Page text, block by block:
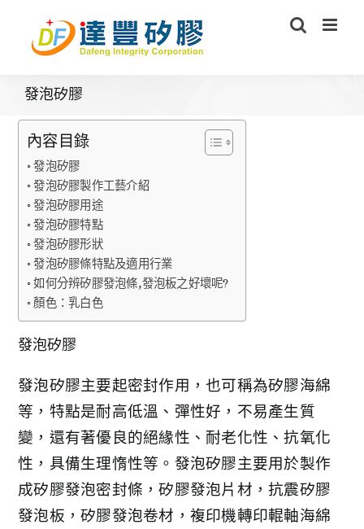
content
發泡矽膠
內容目錄
發泡矽膠
發泡矽膠製作工藝介紹
發泡矽膠用途
發泡矽膠特點
發泡矽膠形狀
發泡矽膠條特點及適用行業
如何分辨矽膠發泡條,發泡板之好壞呢?
顏色：乳白色
發泡矽膠
發泡矽膠主要起密封作用，也可稱為矽膠海綿
等，特點是耐高低溫、彈性好，不易產生質
變，還有著優良的絕緣性、耐老化性、抗氧化
性，具備生理惰性等。發泡矽膠主要用於製作
成矽膠發泡密封條，矽膠發泡片材，抗震矽膠
發泡板，矽膠發泡卷材，複印機轉印輥軸海綿